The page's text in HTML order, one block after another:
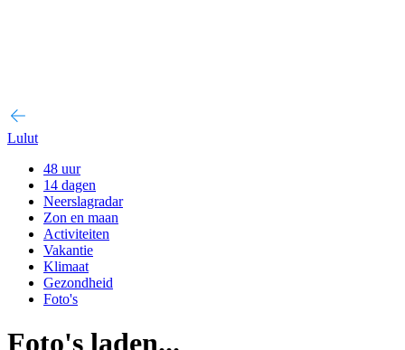
Lulut
48 uur
14 dagen
Neerslagradar
Zon en maan
Activiteiten
Vakantie
Klimaat
Gezondheid
Foto's
Foto's laden...